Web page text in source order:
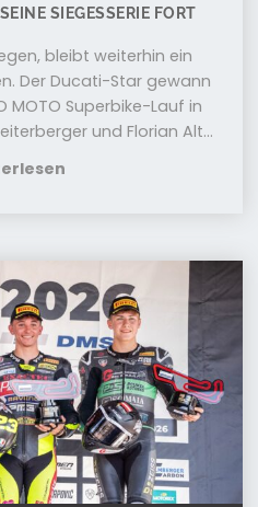
SIEGESSERIE FORT
bleibt weiterhin ein
Der Ducati-Star gewann
MOTO Superbike-Lauf in
und Florian Alt...